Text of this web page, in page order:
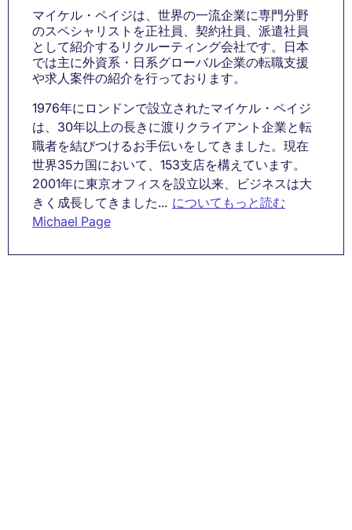
マイケル・ペイジは、世界の一流企業に専門分野
のスペシャリストを正社員、契約社員、派遣社員
として紹介するリクルーティング会社です。日本
では主に外資系・日系グローバル企業の転職支援
や求人案件の紹介を行っております。
1976年にロンドンで設立されたマイケル・ペイジ
は、30年以上の長きに渡りクライアント企業と転
職者を結びつけるお手伝いをしてきました。現在
世界35カ国において、153支店を構えています。
2001年に東京オフィスを設立以来、ビジネスは大
きく成長してきました... についてもっと読む
Michael Page